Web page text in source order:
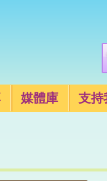
伯記十二章12節)
媒體庫 支持